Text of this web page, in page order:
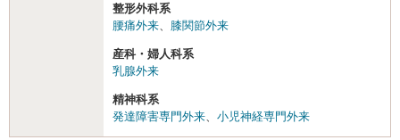
整形外科系
腰痛外来
膝関節外来
産科・婦人科系
乳腺外来
精神科系
発達障害専門外来
小児神経専門外来